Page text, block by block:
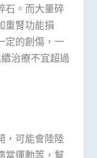
石。而大量碎
重腎功能損
定的創傷，一
治療不宜超過
，可能會陸陸
當運動等，幫